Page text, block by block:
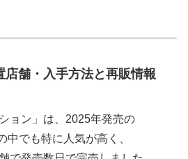
店舗・入手方法と再販情報
ョン」は、2025年発売の
中でも特に人気が高く、